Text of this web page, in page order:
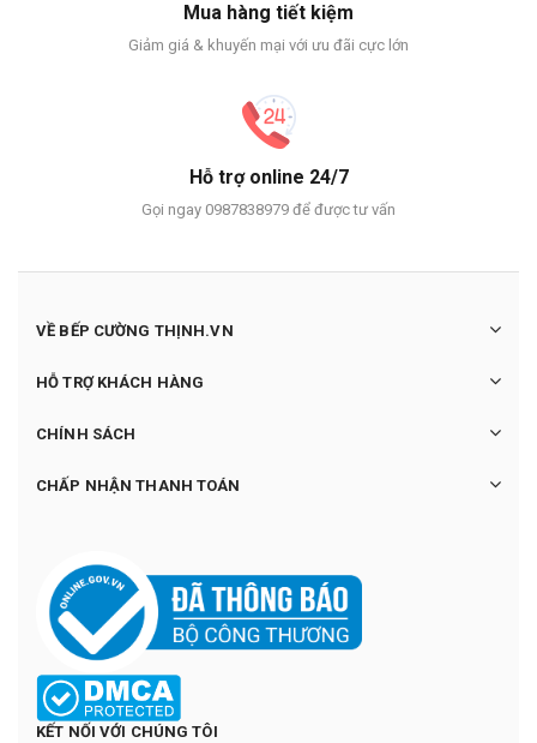
Mua hàng tiết kiệm
Giảm giá & khuyến mại với ưu đãi cực lớn
Hỗ trợ online 24/7
Gọi ngay 0987838979 để được tư vấn
VỀ BẾP CƯỜNG THỊNH.VN
HỖ TRỢ KHÁCH HÀNG
CHÍNH SÁCH
CHẤP NHẬN THANH TOÁN
KẾT NỐI VỚI CHÚNG TÔI